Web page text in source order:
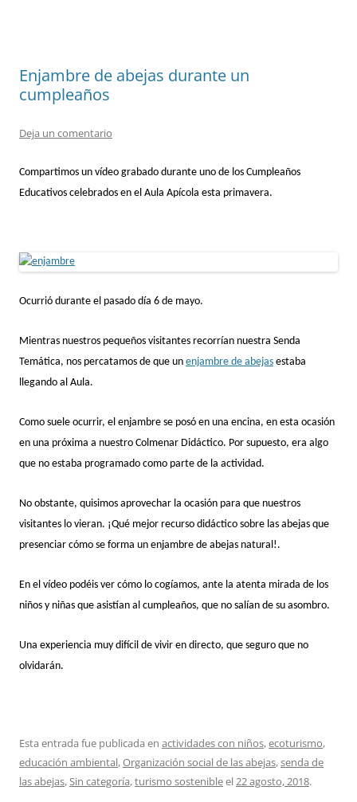
Enjambre de abejas durante un
cumpleaños
Deja un comentario
Compartimos un vídeo grabado durante uno de los Cumpleaños
Educativos celebrados en el Aula Apícola esta primavera.
Ocurrió durante el pasado día 6 de mayo.
Mientras nuestros pequeños visitantes recorrían nuestra Senda
Temática, nos percatamos de que un enjambre de abejas estaba
llegando al Aula.
Como suele ocurrir, el enjambre se posó en una encina, en esta ocasión
en una próxima a nuestro Colmenar Didáctico. Por supuesto, era algo
que no estaba programado como parte de la actividad.
No obstante, quisimos aprovechar la ocasión para que nuestros
visitantes lo vieran. ¡Qué mejor recurso didáctico sobre las abejas que
presenciar cómo se forma un enjambre de abejas natural!.
En el vídeo podéis ver cómo lo cogíamos, ante la atenta mirada de los
niños y niñas que asistían al cumpleaños, que no salían de su asombro.
Una experiencia muy difícil de vivir en directo, que seguro que no
olvidarán.
Esta entrada fue publicada en actividades con niños,ecoturismo,
educación ambiental,Organización social de las abejas,senda de
las abejas,Sin categoría,turismo sostenibleel22 agosto, 2018.